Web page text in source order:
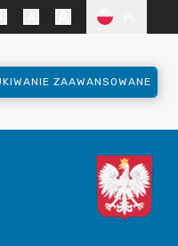
ZAAWANSOWANE